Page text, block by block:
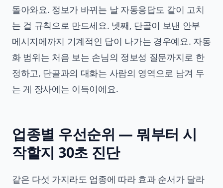
돌아와요. 정보가 바뀌는 날 자동응답도 같이 고치
는 걸 규칙으로 만드세요. 넷째, 단골이 보낸 안부
메시지에까지 기계적인 답이 나가는 경우예요. 자동
화 범위는 처음 보는 손님의 정보성 질문까지로 한
정하고, 단골과의 대화는 사람의 영역으로 남겨 두
는 게 장사에는 이득이에요.
업종별 우선순위 — 뭐부터 시
작할지 30초 진단
같은 다섯 가지라도 업종에 따라 효과 순서가 달라